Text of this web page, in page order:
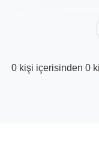
0 kişi içerisinden 0